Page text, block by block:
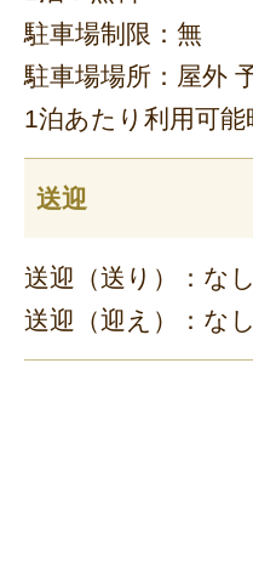
駐車場制限：無
駐車場場所：屋外
1泊あたり利用可能
送迎
送迎（送り）：なし
送迎（迎え）：なし